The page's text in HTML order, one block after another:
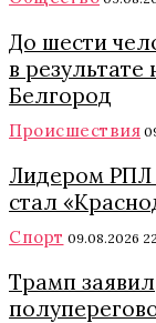
До шести
в
Белгород
Происшествия
Лидером РПЛ
стал
Спорт 09.08.2026
Трамп